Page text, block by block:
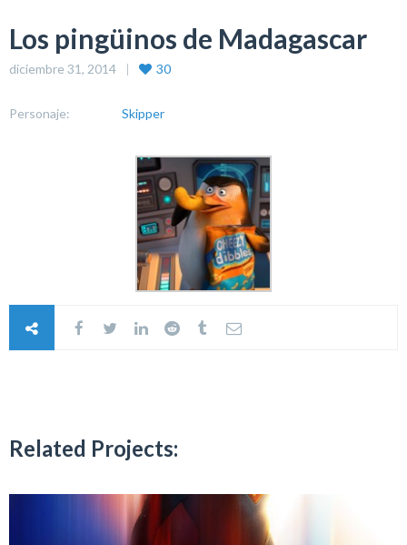
Los pingüinos de Madagascar
diciembre 31, 2014 30
Personaje: Skipper
Related Projects: